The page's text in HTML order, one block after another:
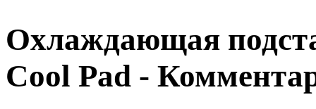
Охлаждающая
Cool Pad -